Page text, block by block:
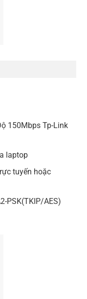
150Mbps Tp-Link
laptop
tuyến hoặc
PSK(TKIP/AES)